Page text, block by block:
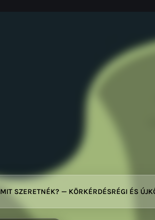
MIT SZERETNÉK? — KÖRKÉRDÉSRÉGI ÉS ÚJ